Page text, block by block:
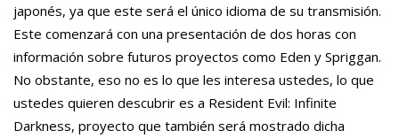
japonés, ya que este será el único idioma de su transmisión.
Este comenzará con una presentación de dos horas con
información sobre futuros proyectos como Eden y Spriggan.
No obstante, eso no es lo que les interesa ustedes, lo que
ustedes quieren descubrir es a Resident Evil: Infinite
Darkness, proyecto que también será mostrado dicha